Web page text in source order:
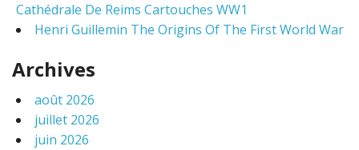
Cathédrale De Reims Cartouches WW1
Henri Guillemin The Origins Of The First World War
Archives
août 2026
juillet 2026
juin 2026